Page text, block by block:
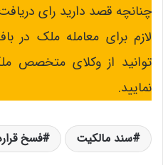
چنانچه قصد دارید رای
لازم برای معامله ملک در
‌توانید از وکلای متخصص
نمایید.
سند مالکیت فسخ